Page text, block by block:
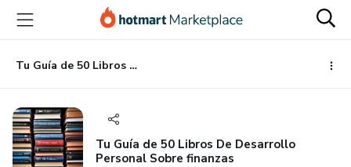
principal
página
de
página
Tu Guía de 50 Libros De Desarrollo Personal Sobre finanzas
Tu Guía de 50 Libros De Desarrollo
Personal Sobre finanzas